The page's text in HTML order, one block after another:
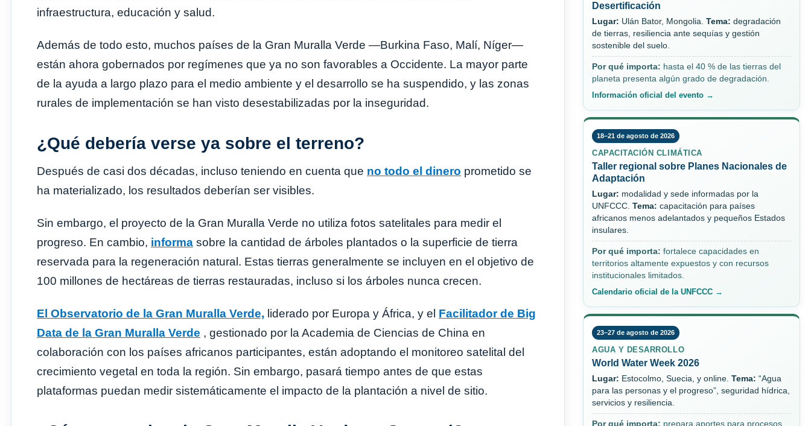
infraestructura, educación y salud.
Además de todo esto, muchos países de la Gran Muralla Verde —Burkina Faso, Malí, Níger—
están ahora gobernados por regímenes que ya no son favorables a Occidente. La mayor parte
de la ayuda a largo plazo para el medio ambiente y el desarrollo se ha suspendido, y las zonas
rurales de implementación se han visto desestabilizadas por la inseguridad.
¿Qué debería verse ya sobre el terreno?
Después de casi dos décadas, incluso teniendo en cuenta que no todo el dinero prometido se
ha materializado, los resultados deberían ser visibles.
Sin embargo, el proyecto de la Gran Muralla Verde no utiliza fotos satelitales para medir el
progreso. En cambio, informa sobre la cantidad de árboles plantados o la superficie de tierra
reservada para la regeneración natural. Estas tierras generalmente se incluyen en el objetivo de
100 millones de hectáreas de tierras restauradas, incluso si los árboles nunca crecen.
El Observatorio de la Gran Muralla Verde, liderado por Europa y África, y el Facilitador de Big
Data de la Gran Muralla Verde , gestionado por la Academia de Ciencias de China en
colaboración con los países africanos participantes, están adoptando el monitoreo satelital del
crecimiento vegetal en toda la región. Sin embargo, pasará tiempo antes de que estas
plataformas puedan medir sistemáticamente el impacto de la plantación a nivel de sitio.
Desertificación
Lugar: Ulán Bator, Mongolia. Tema: degradación
de tierras, resiliencia ante sequías y gestión
sostenible del suelo.
Por qué importa: hasta el 40 % de las tierras del
planeta presenta algún grado de degradación.
Información oficial del evento →
18–21 de agosto de 2026
CAPACITACIÓN CLIMÁTICA
Taller regional sobre Planes Nacionales de
Adaptación
Lugar: modalidad y sede informadas por la
UNFCCC. Tema: capacitación para países
africanos menos adelantados y pequeños Estados
insulares.
Por qué importa: fortalece capacidades en
territorios altamente expuestos y con recursos
institucionales limitados.
Calendario oficial de la UNFCCC →
23–27 de agosto de 2026
AGUA Y DESARROLLO
World Water Week 2026
Lugar: Estocolmo, Suecia, y online. Tema: “Agua
para las personas y el progreso”, seguridad hídrica,
servicios y resiliencia.
Por qué importa: prepara aportes para procesos